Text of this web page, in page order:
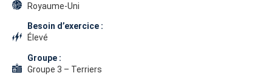
Royaume-Uni
Besoin d’exercice :
Élevé
Groupe :
Groupe 3 – Terriers